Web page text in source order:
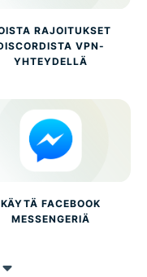
RAJOITUKSET
VPN-
YHTEYDELLÄ
KÄYTÄ FACEBOOK
MESSENGERIÄ